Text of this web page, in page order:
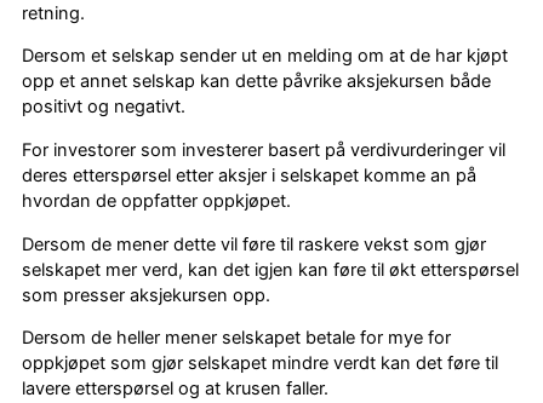
retning.
Dersom et selskap sender ut en melding om at de har kjøpt
opp et annet selskap kan dette påvrike aksjekursen både
positivt og negativt.
For investorer som investerer basert på verdivurderinger vil
deres etterspørsel etter aksjer i selskapet komme an på
hvordan de oppfatter oppkjøpet.
Dersom de mener dette vil føre til raskere vekst som gjør
selskapet mer verd, kan det igjen kan føre til økt etterspørsel
som presser aksjekursen opp.
Dersom de heller mener selskapet betale for mye for
oppkjøpet som gjør selskapet mindre verdt kan det føre til
lavere etterspørsel og at krusen faller.